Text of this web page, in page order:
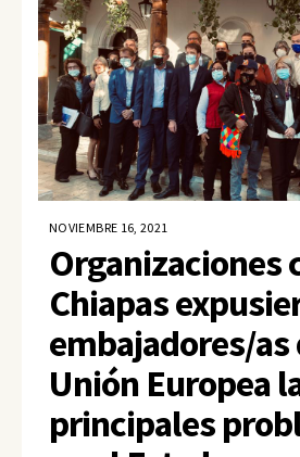
NOVIEMBRE 16, 2021
Organizaciones
Chiapas
embajadores/as
Unión Europea
principales